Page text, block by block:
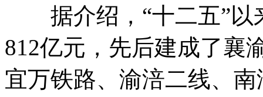
据介绍，“十二五”以
812亿元，先后建成了襄
宜万铁路、渝涪二线、